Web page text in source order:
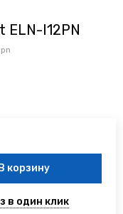
ELN-I12PN
В корзину
в один клик